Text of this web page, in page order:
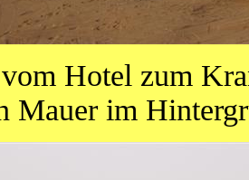
Hotel zum
Mauer im